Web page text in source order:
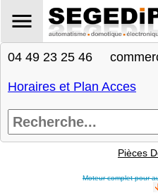
04 49 23 25 46
Horaires et Plan Acces
Pièces
Moteur complet pour